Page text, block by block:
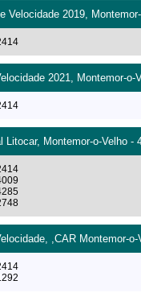
Velocidade 2019,
2021, Montemor-
Litocar, Montemor-o-Velho
,CAR Montemor-